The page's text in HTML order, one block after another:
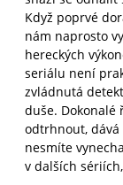
Když poprvé
nám naprosto
hereckých
seriálu není
zvládnutá
duše. Dokonalé
odtrhnout,
nesmíte
v dalších